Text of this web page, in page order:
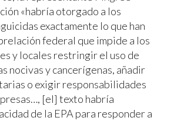
«habría otorgado a los
exactamente lo que han
federal que impide a los
y locales restringir el uso de
nocivas y cancerígenas, añadir
o exigir responsabilidades
[el] texto habría
de la EPA para responder a